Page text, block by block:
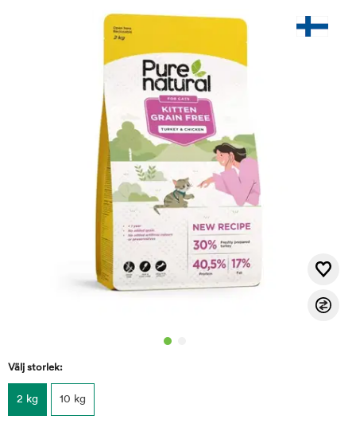
Välj storlek:
2 kg 10 kg